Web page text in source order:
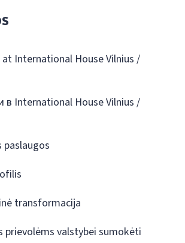
International House Vilnius /
в International House Vilnius /
transformacija
prievolėms valstybei sumokėti